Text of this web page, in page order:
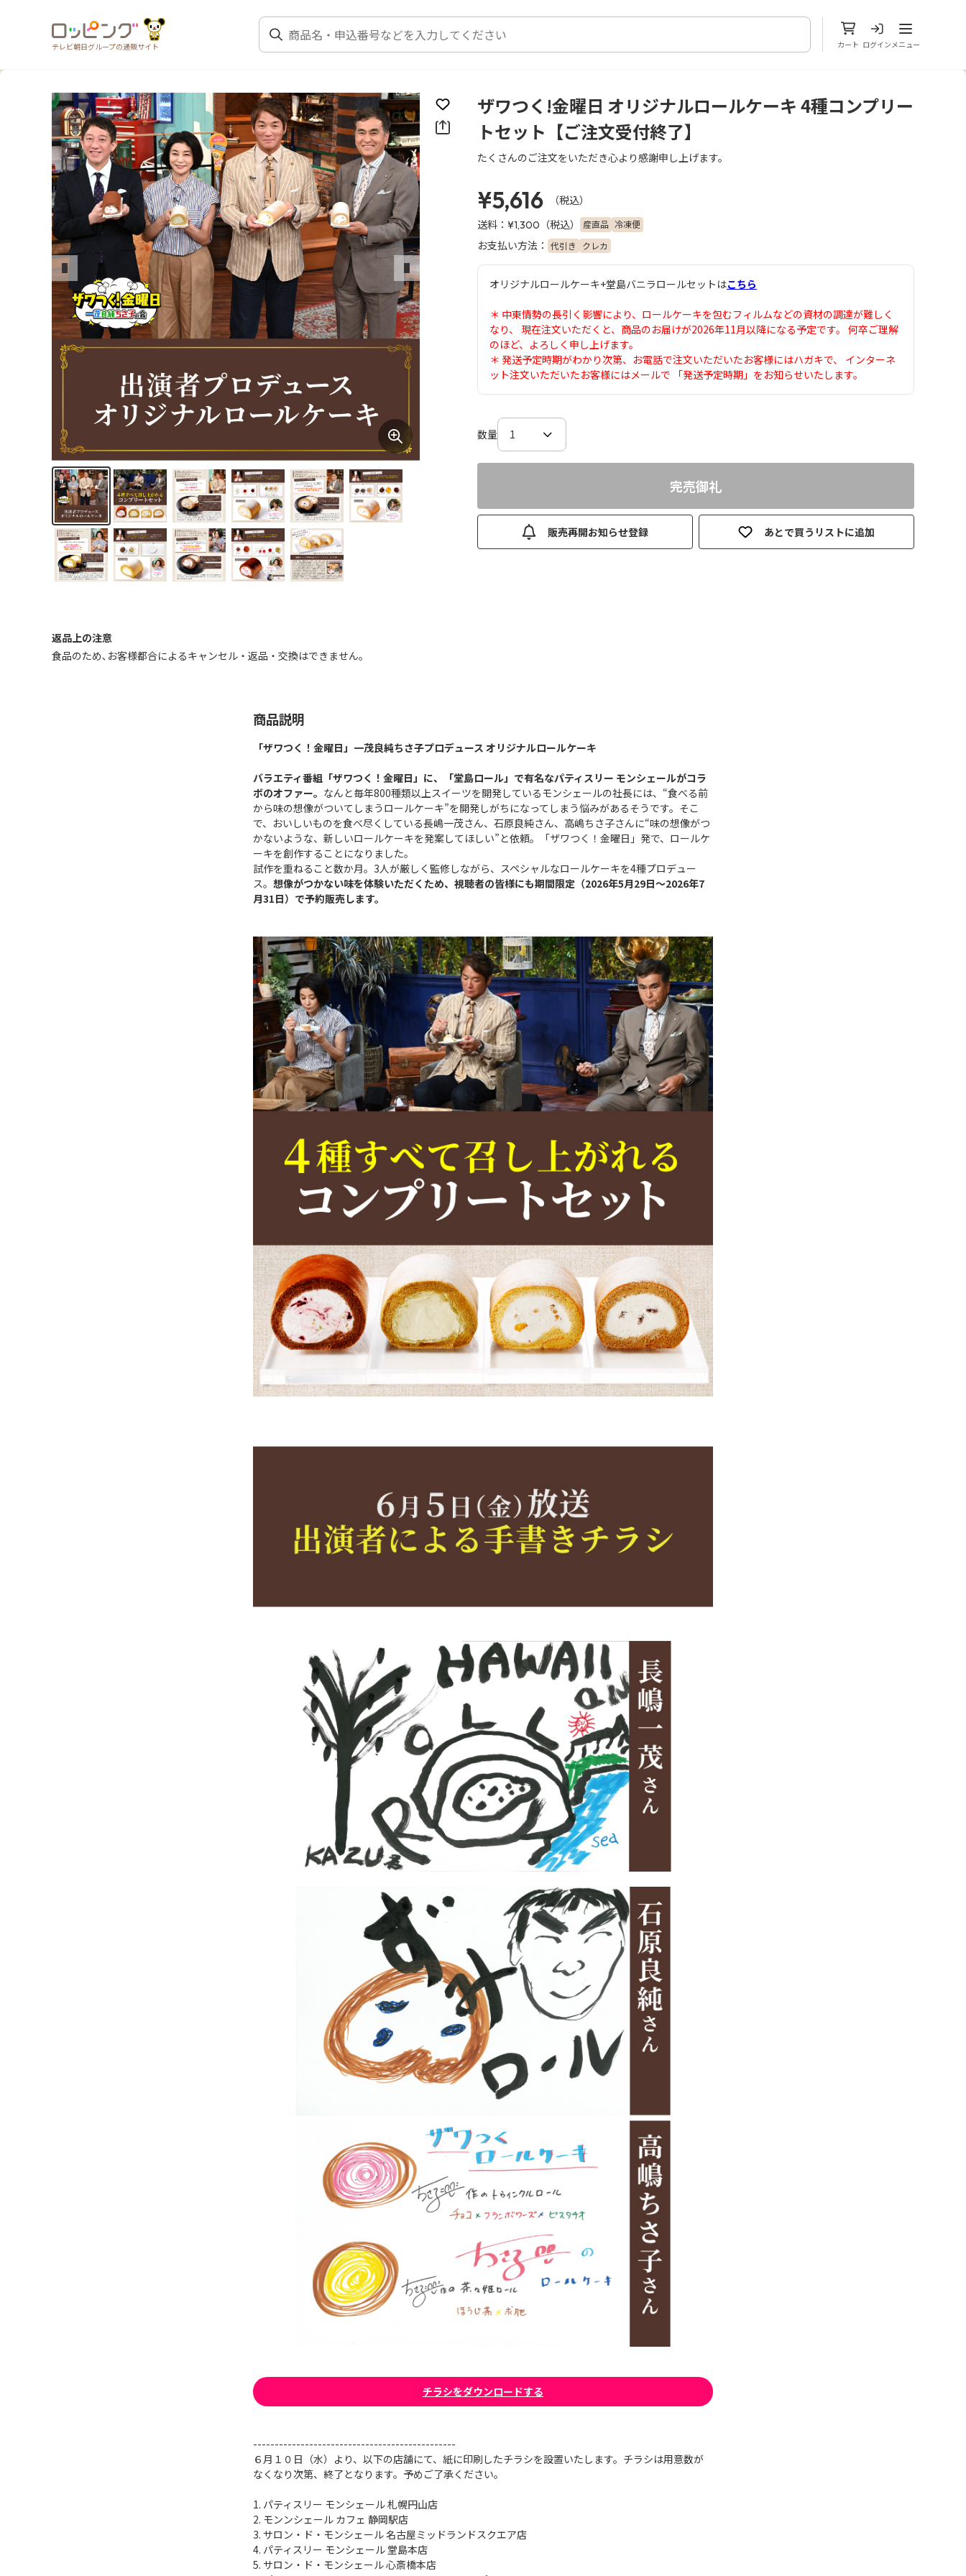
テレビ朝日グループの通販サイト カート ログイン
メニューを開
メニュー
前のスライド 次のスライド
お気に入りに登録
ザワつく!金曜日 オリジナルロールケーキ 4種コンプリー
トセット【ご注文受付終了】
たくさんのご注文をいただき心より感謝申し上げます。
¥5,616
（税込）
送料： ¥1,300 （税込） 産直品 冷凍便
お支払い方法： 代引き クレカ
オリジナルロールケーキ+堂島バニラロールセットはこちら
＊ 中東情勢の長引く影響により、ロールケーキを包むフィルムなどの資材の調達が難しく
なり、 現在注文いただくと、商品のお届けが2026年11月以降になる予定です。 何卒ご理解
のほど、よろしく申し上げます。
＊ 発送予定時期がわかり次第、お電話で注文いただいたお客様にはハガキで、 インターネ
ット注文いただいたお客様にはメールで 「発送予定時期」をお知らせいたします。
数量
完売御礼
販売再開お知らせ登録 あとで買うリストに追加
返品上の注意
食品のため､お客様都合によるキャンセル・返品・交換はできません｡
商品説明
「ザワつく！金曜日」一茂良純ちさ子プロデュース オリジナルロールケーキ
バラエティ番組「ザワつく！金曜日」に、「堂島ロール」で有名なパティスリー モンシェールがコラ
ボのオファー。 なんと毎年800種類以上スイーツを開発しているモンシェールの社長には、“食べる前
から味の想像がついてしまうロールケーキ”を開発しがちになってしまう悩みがあるそうです。そこ
で、おいしいものを食べ尽くしている長嶋一茂さん、石原良純さん、高嶋ちさ子さんに“味の想像がつ
かないような、新しいロールケーキを発案してほしい”と依頼。「ザワつく！金曜日」発で、ロールケ
ーキを創作することになりました。
試作を重ねること数か月。3人が厳しく監修しながら、スペシャルなロールケーキを4種プロデュー
ス。 想像がつかない味を体験いただくため、視聴者の皆様にも期間限定（2026年5月29日～2026年7
月31日）で予約販売します。
チラシをダウンロードする
-----------------------------------------------
６月１０日（水）より、以下の店舗にて、紙に印刷したチラシを設置いたします。チラシは用意数が
なくなり次第、終了となります。予めご了承ください。
1. パティスリー モンシェール 札幌円山店
2. モンンシェール カフェ 静岡駅店
3. サロン・ド・モンシェール 名古屋ミッドランドスクエア店
4. パティスリー モンシェール 堂島本店
5. サロン・ド・モンシェール 心斎橋本店